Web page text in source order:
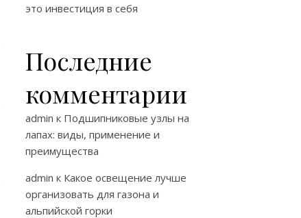
это инвестиция в себя
Последние
комментарии
admin к Подшипниковые узлы на
лапах: виды, применение и
преимущества
admin к Какое освещение лучше
организовать для газона и
альпийской горки